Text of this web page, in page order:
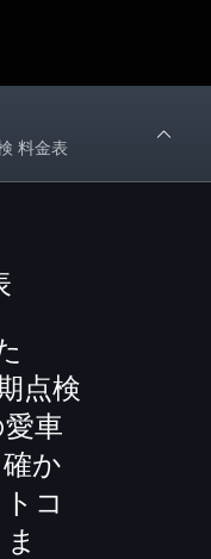
料金表
点検
車
か
コ